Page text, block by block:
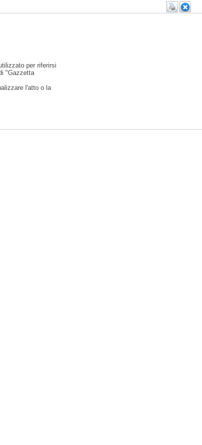
per riferirsi
"Gazzetta
l'atto o la